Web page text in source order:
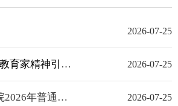
2026-07-25
关于组织开展“以教育家精神引领师德师风建设，培养造就新时代高素质教师队伍”专题网络培训的通知 2026-07-25
青岛工程职业学院2026年普通高等教育招生章程 2026-07-25